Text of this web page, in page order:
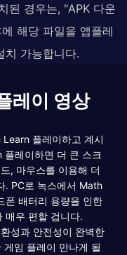
된 경우는, "APK 다운
해당 파일을 앱플레
치 가능합니다.
레이 영상
플레이하고 계시
레이하면 더 큰 스크
, 마우스를 이용해 더
. PC로 녹스에서 Math
폰 배터리 용량을 인한
매우 편할 겁니다.
성과 안전성이 완벽한
임 플레이 만나게 될